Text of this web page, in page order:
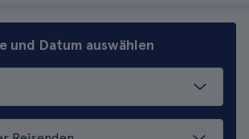
und Datum auswählen